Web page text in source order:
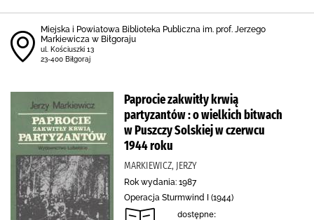
Miejska i Powiatowa Biblioteka Publiczna im. prof. Jerzego
Markiewicza w Biłgoraju
ul. Kościuszki 13
23-400 Biłgoraj
Paprocie zakwitły krwią
partyzantów : o wielkich bitwach
w Puszczy Solskiej w czerwcu
1944 roku
MARKIEWICZ, JERZY
Rok wydania: 1987
Operacja Sturmwind I (1944)
dostępne: